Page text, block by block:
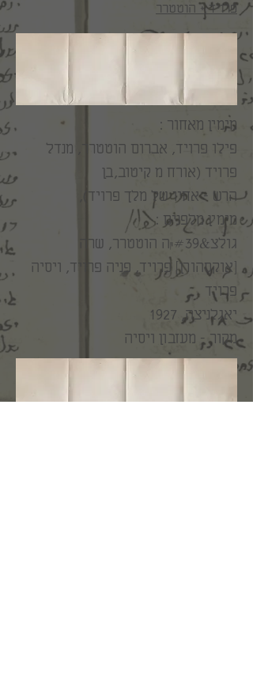
פרויד + הוטטרר
מימין מאחור :
פילו פרויד, אברום הוטטרר, מנדל
פרויד (אורח מ קיטוב,בן
הרש – אחיו של מלך פרויד),
מימין מלפנים :
גולצ&#39;ה הוטטרר, שרה
[אוקסהורן] פרויד, פניה פרויד, ויסיה
פרויד
יאגלניצה, 1927
מקור – מעזבון ויסיה